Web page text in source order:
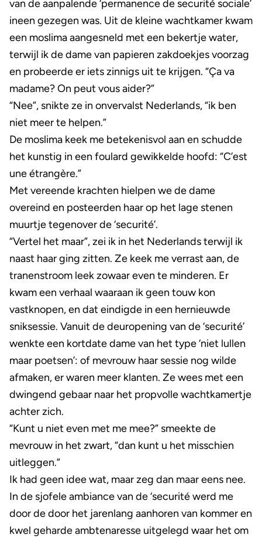
van de aanpalende ‘permanence de securité sociale’
ineen gezegen was. Uit de kleine wachtkamer kwam
een moslima aangesneld met een bekertje water,
terwijl ik de dame van papieren zakdoekjes voorzag
en probeerde er iets zinnigs uit te krijgen. “Ça va
madame? On peut vous aider?”
“Nee”, snikte ze in onvervalst Nederlands, “ik ben
niet meer te helpen.”
De moslima keek me betekenisvol aan en schudde
het kunstig in een foulard gewikkelde hoofd: “C’est
une étrangère.”
Met vereende krachten hielpen we de dame
overeind en posteerden haar op het lage stenen
muurtje tegenover de ‘securité’.
“Vertel het maar”, zei ik in het Nederlands terwijl ik
naast haar ging zitten. Ze keek me verrast aan, de
tranenstroom leek zowaar even te minderen. Er
kwam een verhaal waaraan ik geen touw kon
vastknopen, en dat eindigde in een hernieuwde
sniksessie. Vanuit de deuropening van de ‘securité’
wenkte een kortdate dame van het type ‘niet lullen
maar poetsen’: of mevrouw haar sessie nog wilde
afmaken, er waren meer klanten. Ze wees met een
dwingend gebaar naar het propvolle wachtkamertje
achter zich.
“Kunt u niet even met me mee?” smeekte de
mevrouw in het zwart, “dan kunt u het misschien
uitleggen.”
Ik had geen idee wat, maar zeg dan maar eens nee.
In de sjofele ambiance van de ‘securité werd me
door de door het jarenlang aanhoren van kommer en
kwel geharde ambtenaresse uitgelegd waar het om